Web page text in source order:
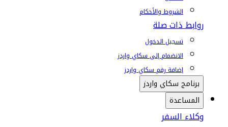
الشروط والأحكام
روابط ذات صلة
تسجيل الدخول
الانضمام إلى سكاي واردز
إضافة رقم سكاي واردز
برنامج سكاي واردز
المساعدة
وكلاء السفر